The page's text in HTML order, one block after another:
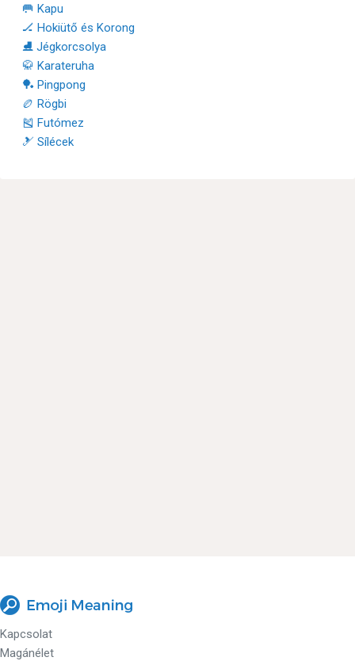
🥅 Kapu
🏒 Hokiütő és Korong
⛸ Jégkorcsolya
🥋 Karateruha
🏓 Pingpong
🏉 Rögbi
🎽 Futómez
🎿 Sílécek
Kapcsolat
Magánélet